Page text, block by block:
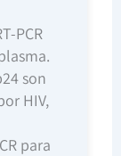
PCR
son
HIV,
para